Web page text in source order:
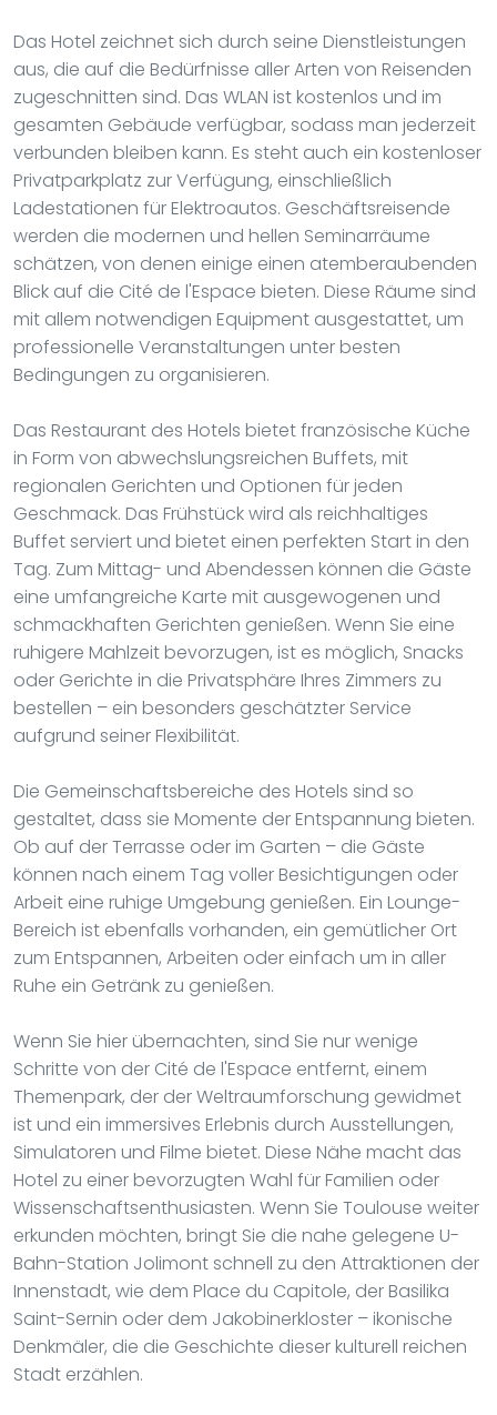
Das Hotel zeichnet sich durch seine Dienstleistungen
aus, die auf die Bedürfnisse aller Arten von Reisenden
zugeschnitten sind. Das WLAN ist kostenlos und im
gesamten Gebäude verfügbar, sodass man jederzeit
verbunden bleiben kann. Es steht auch ein kostenloser
Privatparkplatz zur Verfügung, einschließlich
Ladestationen für Elektroautos. Geschäftsreisende
werden die modernen und hellen Seminarräume
schätzen, von denen einige einen atemberaubenden
Blick auf die Cité de l'Espace bieten. Diese Räume sind
mit allem notwendigen Equipment ausgestattet, um
professionelle Veranstaltungen unter besten
Bedingungen zu organisieren.
Das Restaurant des Hotels bietet französische Küche
in Form von abwechslungsreichen Buffets, mit
regionalen Gerichten und Optionen für jeden
Geschmack. Das Frühstück wird als reichhaltiges
Buffet serviert und bietet einen perfekten Start in den
Tag. Zum Mittag- und Abendessen können die Gäste
eine umfangreiche Karte mit ausgewogenen und
schmackhaften Gerichten genießen. Wenn Sie eine
ruhigere Mahlzeit bevorzugen, ist es möglich, Snacks
oder Gerichte in die Privatsphäre Ihres Zimmers zu
bestellen – ein besonders geschätzter Service
aufgrund seiner Flexibilität.
Die Gemeinschaftsbereiche des Hotels sind so
gestaltet, dass sie Momente der Entspannung bieten.
Ob auf der Terrasse oder im Garten – die Gäste
können nach einem Tag voller Besichtigungen oder
Arbeit eine ruhige Umgebung genießen. Ein Lounge-
Bereich ist ebenfalls vorhanden, ein gemütlicher Ort
zum Entspannen, Arbeiten oder einfach um in aller
Ruhe ein Getränk zu genießen.
Wenn Sie hier übernachten, sind Sie nur wenige
Schritte von der Cité de l'Espace entfernt, einem
Themenpark, der der Weltraumforschung gewidmet
ist und ein immersives Erlebnis durch Ausstellungen,
Simulatoren und Filme bietet. Diese Nähe macht das
Hotel zu einer bevorzugten Wahl für Familien oder
Wissenschaftsenthusiasten. Wenn Sie Toulouse weiter
erkunden möchten, bringt Sie die nahe gelegene U-
Bahn-Station Jolimont schnell zu den Attraktionen der
Innenstadt, wie dem Place du Capitole, der Basilika
Saint-Sernin oder dem Jakobinerkloster – ikonische
Denkmäler, die die Geschichte dieser kulturell reichen
Stadt erzählen.